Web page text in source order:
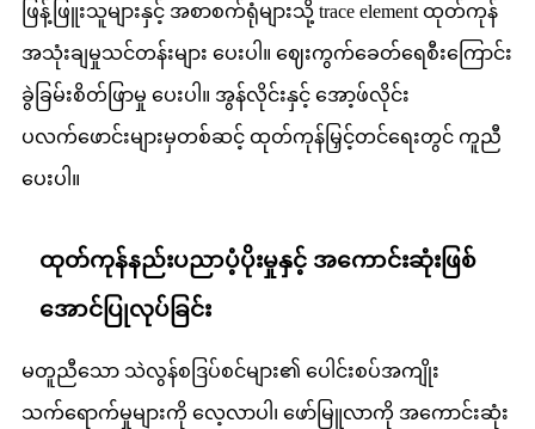
ဖြန့်ဖြူးသူများနှင့် အစာစက်ရုံများသို့ trace element ထုတ်ကုန်
အသုံးချမှုသင်တန်းများ ပေးပါ။ ဈေးကွက်ခေတ်ရေစီးကြောင်း
ခွဲခြမ်းစိတ်ဖြာမှု ပေးပါ။ အွန်လိုင်းနှင့် အော့ဖ်လိုင်း
ပလက်ဖောင်းများမှတစ်ဆင့် ထုတ်ကုန်မြှင့်တင်ရေးတွင် ကူညီ
ပေးပါ။
ထုတ်ကုန်နည်းပညာပံ့ပိုးမှုနှင့် အကောင်းဆုံးဖြစ်
အောင်ပြုလုပ်ခြင်း
မတူညီသော သဲလွန်စဒြပ်စင်များ၏ ပေါင်းစပ်အကျိုး
သက်ရောက်မှုများကို လေ့လာပါ၊ ဖော်မြူလာကို အကောင်းဆုံး